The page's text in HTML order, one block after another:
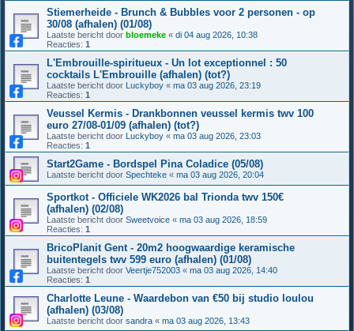
Stiemerheide - Brunch & Bubbles voor 2 personen - op
30/08 (afhalen) (01/08)
Laatste bericht door bloemeke « di 04 aug 2026, 10:38
Reacties: 1
L'Embrouille-spiritueux - Un lot exceptionnel : 50
cocktails L'Embrouille (afhalen) (tot?)
Laatste bericht door Luckyboy « ma 03 aug 2026, 23:19
Reacties: 1
Veussel Kermis - Drankbonnen veussel kermis twv 100
euro 27/08-01/09 (afhalen) (tot?)
Laatste bericht door Luckyboy « ma 03 aug 2026, 23:03
Reacties: 1
Start2Game - Bordspel Pina Coladice (05/08)
Laatste bericht door Spechteke « ma 03 aug 2026, 20:04
Sportkot - Officiele WK2026 bal Trionda twv 150€
(afhalen) (02/08)
Laatste bericht door Sweetvoice « ma 03 aug 2026, 18:59
Reacties: 1
BricoPlanit Gent - 20m2 hoogwaardige keramische
buitentegels twv 599 euro (afhalen) (01/08)
Laatste bericht door Veertje752003 « ma 03 aug 2026, 14:40
Reacties: 1
Charlotte Leune - Waardebon van €50 bij studio loulou
(afhalen) (03/08)
Laatste bericht door sandra « ma 03 aug 2026, 13:43